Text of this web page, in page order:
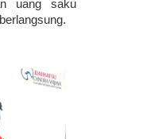
uang saku